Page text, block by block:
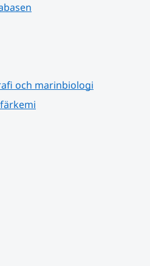
och marinbiologi